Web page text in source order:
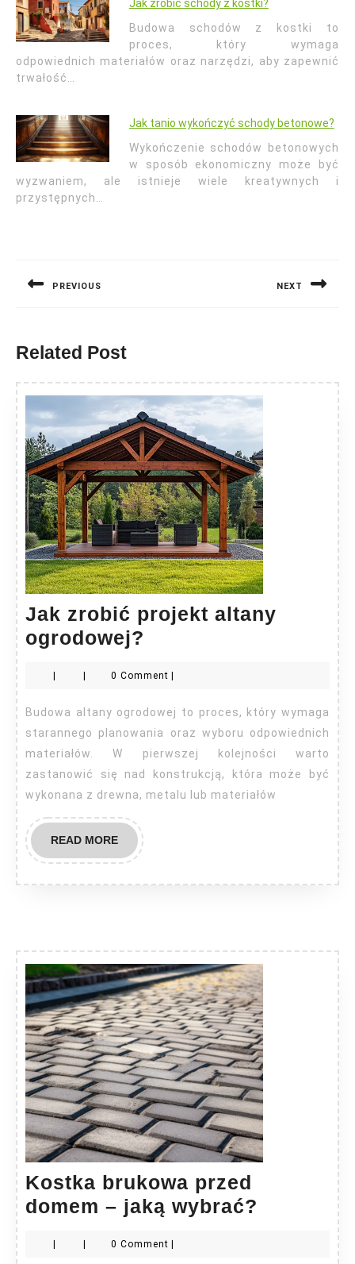
Jak zrobić schody z kostki?
Budowa schodów z kostki to
proces, który wymaga
odpowiednich materiałów oraz narzędzi, aby zapewnić
trwałość…
Jak tanio wykończyć schody betonowe?
Wykończenie schodów betonowych
w sposób ekonomiczny może być
wyzwaniem, ale istnieje wiele kreatywnych i
przystępnych…
PREVIOUS NEXT
Related Post
Jak zrobić projekt altany
ogrodowej?
projekt
altany
ogrodowej?
0 Comment
Budowa altany ogrodowej to proces, który wymaga
starannego planowania oraz wyboru odpowiednich
materiałów. W pierwszej kolejności warto
zastanowić się nad konstrukcją, która może być
wykonana z drewna, metalu lub materiałów
READ MOREREAD
MORE
Kostka brukowa przed
domem – jaką wybrać?
brukowa
| | 0 Comment |